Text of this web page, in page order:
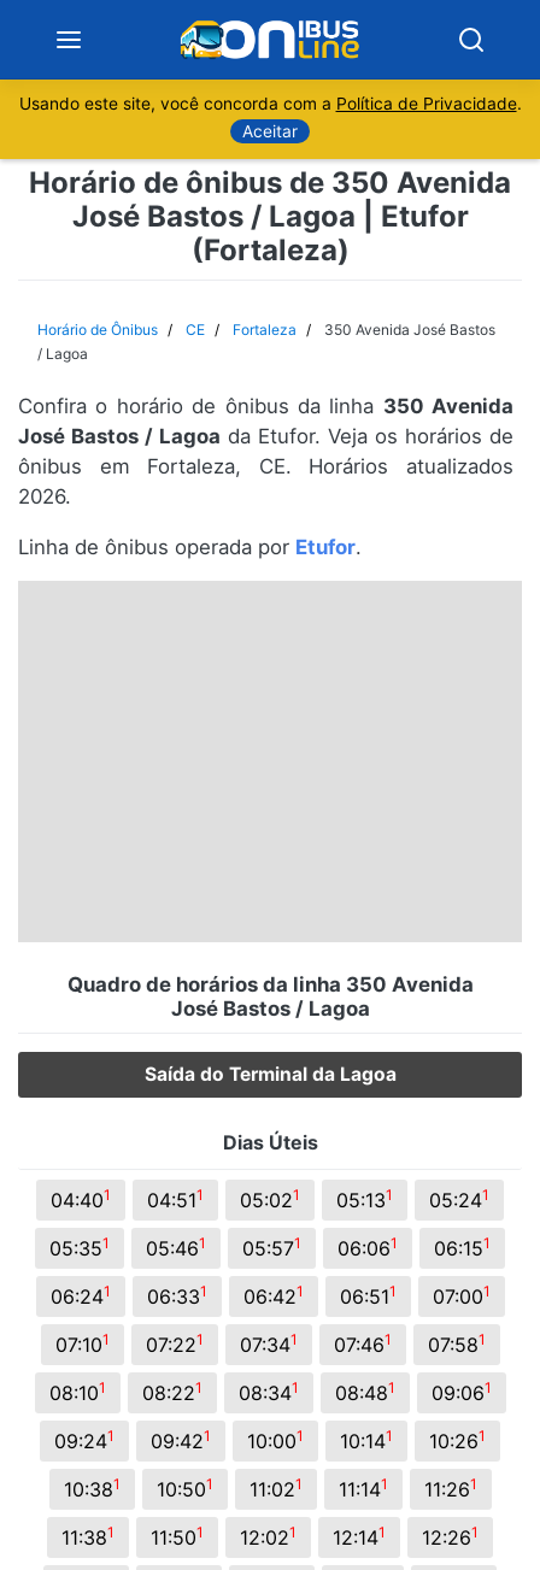
Sobre
Minas Gerais
Espírito Santo
Paraná
Santa Catarina
Usando este site, você concorda com a Política de Privacidade.
Aceitar
Horário de ônibus de 350 Avenida
José Bastos / Lagoa | Etufor
(Fortaleza)
Horário de Ônibus CE Fortaleza
350 Avenida José Bastos
/ Lagoa
Confira o horário de ônibus da linha 350 Avenida
José Bastos / Lagoa da Etufor. Veja os horários de
ônibus em Fortaleza, CE. Horários atualizados
2026.
Linha de ônibus operada por Etufor.
Quadro de horários da linha 350 Avenida
José Bastos / Lagoa
Saída do Terminal da Lagoa
Dias Úteis
04:401 04:511 05:021 05:131 05:241
05:351 05:461 05:571 06:061 06:151
06:241 06:331 06:421 06:511 07:001
07:101 07:221 07:341 07:461 07:581
08:101 08:221 08:341 08:481 09:061
09:241 09:421 10:001 10:141 10:261
10:381 10:501 11:021 11:141 11:261
11:381 11:501 12:021 12:141 12:261